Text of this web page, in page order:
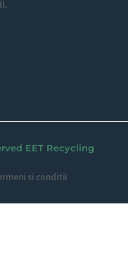
EET Recycling
si conditii